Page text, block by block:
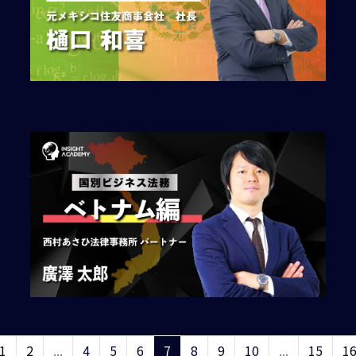
1 2 ... 4 5 6 7 8 9 10 ... 15 16